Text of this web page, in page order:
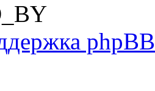
phpBB